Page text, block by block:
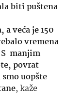
biti puštena
veća je 150
vremena
manjim
povrat
uopšte
, kaže